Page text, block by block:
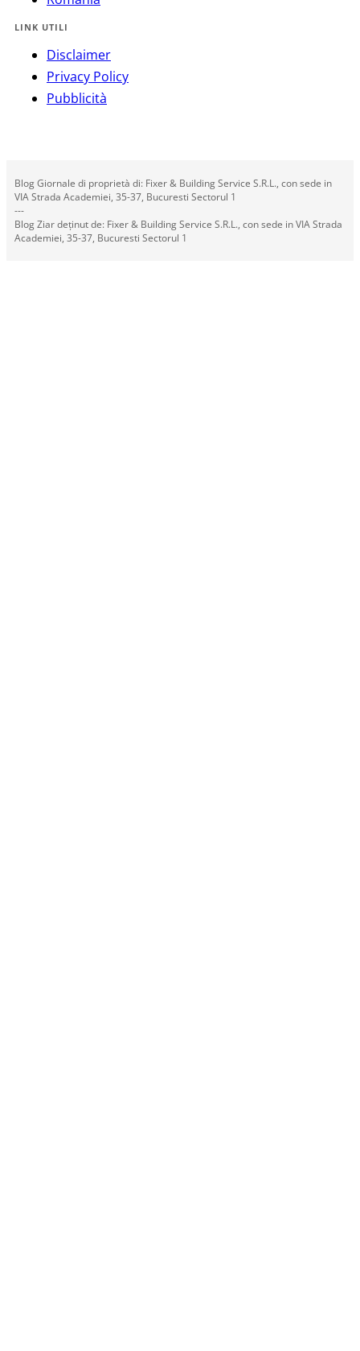
LINK UTILI
Disclaimer
Privacy Policy
Pubblicità
Blog Giornale di proprietà di: Fixer & Building Service S.R.L., con sede in
VIA Strada Academiei, 35-37, Bucuresti Sectorul 1
---
Blog Ziar deținut de: Fixer & Building Service S.R.L., con sede in VIA Strada
Academiei, 35-37, Bucuresti Sectorul 1